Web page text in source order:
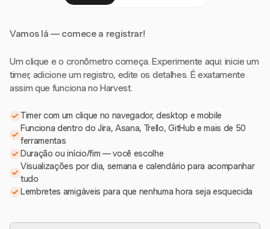
Vamos lá — comece a registrar!
Um clique e o cronômetro começa. Experimente aqui: inicie um
timer, adicione um registro, edite os detalhes. É exatamente
assim que funciona no Harvest.
Timer com um clique no navegador, desktop e mobile
Funciona dentro do Jira, Asana, Trello, GitHub e mais de 50
ferramentas
Duração ou início/fim — você escolhe
Visualizações por dia, semana e calendário para acompanhar
tudo
Lembretes amigáveis para que nenhuma hora seja esquecida